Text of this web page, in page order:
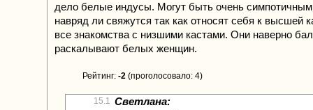
дело белые индусы. Могут быть очень
навряд ли свяжутся так как относят себя к высшей
все знакомства с низшими кастами. Они наверно
раскалывают белых женщин.
Рейтинг: -2 (проголосовало: 4)
15.1 Светлана: